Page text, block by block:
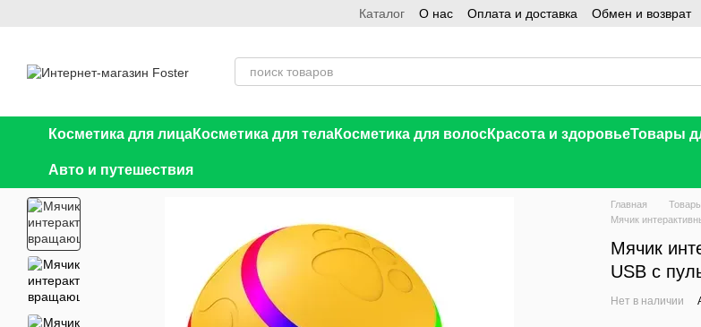
Каталог О нас Оплата и доставка Обмен и возврат
Косметика для лицаКосметика для телаКосметика для волосКрасота и здоровьеТовары
Авто и путешествия
Главная
Мячик
Мячик
USB с
Нет в наличии